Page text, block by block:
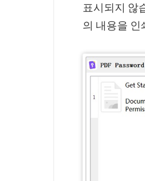
표시되지 않
의 내용을 인